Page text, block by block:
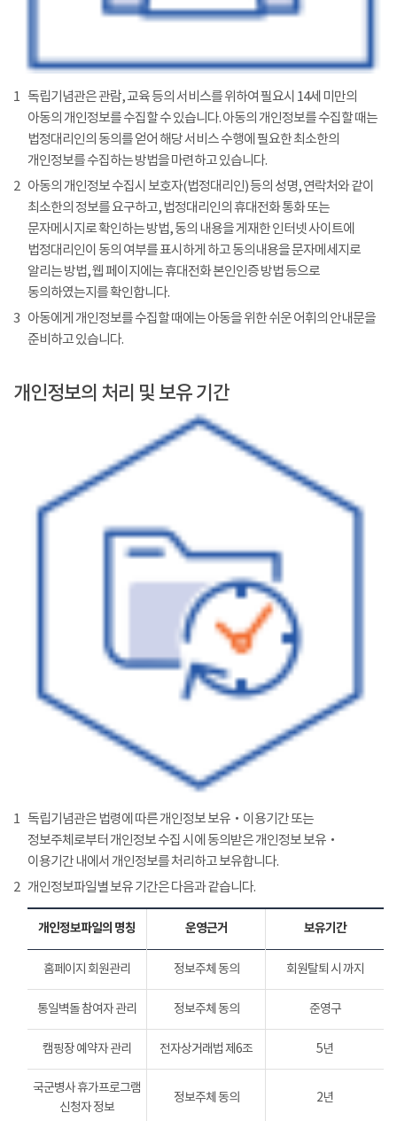
1 독립기념관은 관람, 교육 등의 서비스를 위하여 필요시 14세 미만의
아동의 개인정보를 수집할 수 있습니다. 아동의 개인정보를 수집할 때는
법정대리인의 동의를 얻어 해당 서비스 수행에 필요한 최소한의
개인정보를 수집하는 방법을 마련하고 있습니다.
2 아동의 개인정보 수집시 보호자(법정대리인) 등의 성명, 연락처와 같이
최소한의 정보를 요구하고, 법정대리인의 휴대전화 통화 또는
문자메시지로 확인하는 방법, 동의 내용을 게재한 인터넷 사이트에
법정대리인이 동의 여부를 표시하게 하고 동의내용을 문자메세지로
알리는 방법, 웹 페이지에는 휴대전화 본인인증 방법 등으로
동의하였는지를 확인합니다.
3 아동에게 개인정보를 수집할 때에는 아동을 위한 쉬운 어휘의 안내문을
준비하고 있습니다.
개인정보의 처리 및 보유 기간
1 독립기념관은 법령에 따른 개인정보 보유‧이용기간 또는
정보주체로부터 개인정보 수집 시에 동의받은 개인정보 보유‧
이용기간 내에서 개인정보를 처리하고 보유합니다.
2 개인정보파일별 보유 기간은 다음과 같습니다.
개인정보파일의 명칭 운영근거 보유기간
홈페이지 회원관리 정보주체 동의 회원탈퇴 시 까지
통일벽돌 참여자 관리 정보주체 동의 준영구
캠핑장 예약자 관리 전자상거래법 제6조 5년
국군병사 휴가프로그램
신청자 정보
정보주체 동의 2년